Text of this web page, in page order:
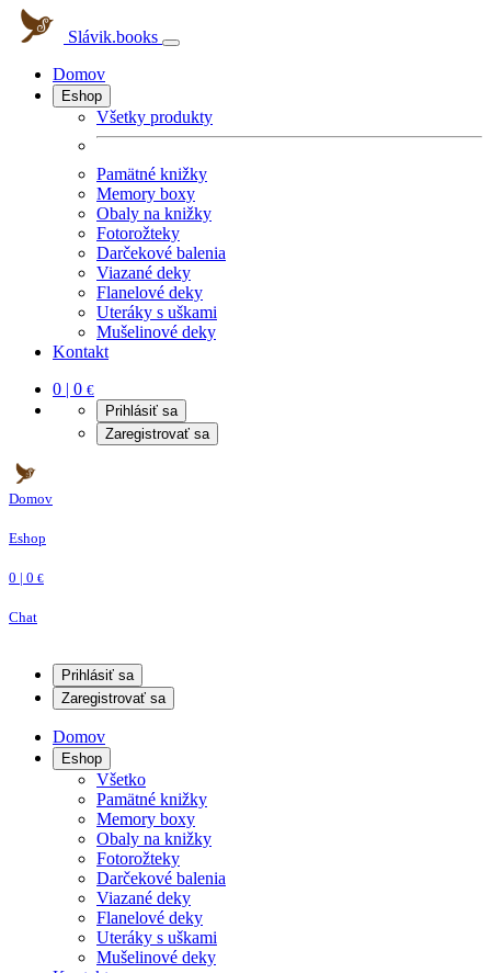
Slávik.books
Domov
Eshop
Všetky produkty
Pamätné knižky
Memory boxy
Obaly na knižky
Fotorožteky
Darčekové balenia
Viazané deky
Flanelové deky
Uteráky s uškami
Mušelinové deky
Kontakt
0 | 0 €
Prihlásiť sa
Zaregistrovať sa
Domov
Eshop
0 | 0 €
Chat
Prihlásiť sa
Zaregistrovať sa
Domov
Eshop
Všetko
Pamätné knižky
Memory boxy
Obaly na knižky
Fotorožteky
Darčekové balenia
Viazané deky
Flanelové deky
Uteráky s uškami
Mušelinové deky